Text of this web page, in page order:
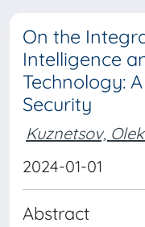
On the
Intelligence
Technology:
Security
Kuznetsov,
2024-01-01
Abstract